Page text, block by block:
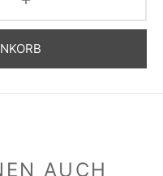
AUCH